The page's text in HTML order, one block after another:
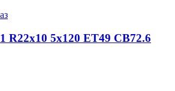
R22x10 5x120 ET49 CB72.6